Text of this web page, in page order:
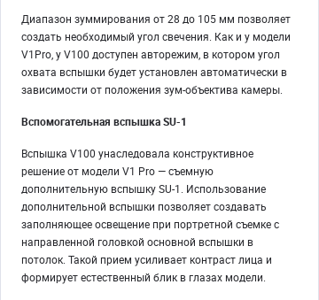
Диапазон зуммирования от 28 до 105 мм позволяет
создать необходимый угол свечения. Как и у модели
V1Pro, у V100 доступен авторежим, в котором угол
охвата вспышки будет установлен автоматически в
зависимости от положения зум-объектива камеры.
Вспомогательная вспышка SU-1
Вспышка V100 унаследовала конструктивное
решение от модели V1 Pro — съемную
дополнительную вспышку SU-1. Использование
дополнительной вспышки позволяет создавать
заполняющее освещение при портретной съемке с
направленной головкой основной вспышки в
потолок. Такой прием усиливает контраст лица и
формирует естественный блик в глазах модели.